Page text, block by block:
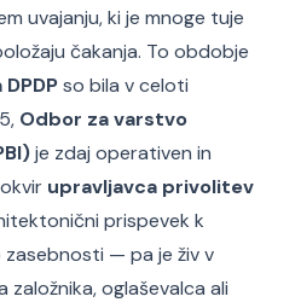
uvajanju, ki je mnoge tuje
čakanja. To obdobje
so bila v celoti
Odbor za varstvo
je zdaj operativen in
upravljavca privolitev
prispevek k
— pa je živ v
založnika, oglaševalca ali